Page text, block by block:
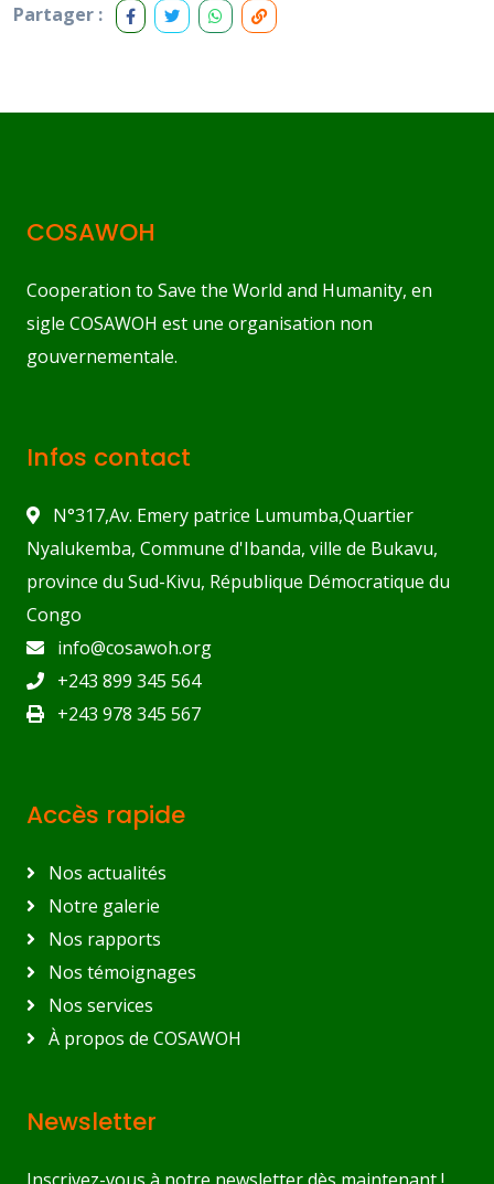
Partager :
COSAWOH
Cooperation to Save the World and Humanity, en
sigle COSAWOH est une organisation non
gouvernementale.
Infos contact
N°317,Av. Emery patrice Lumumba,Quartier
Nyalukemba, Commune d'Ibanda, ville de Bukavu,
province du Sud-Kivu, République Démocratique du
Congo
info@cosawoh.org
+243 899 345 564
+243 978 345 567
Accès rapide
Nos actualités
Notre galerie
Nos rapports
Nos témoignages
Nos services
À propos de COSAWOH
Newsletter